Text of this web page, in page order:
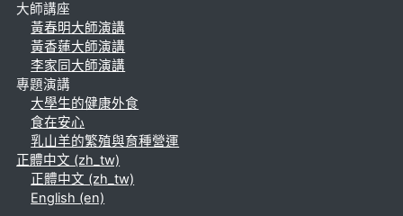
大師講座
黃春明大師演講
黃香蓮大師演講
李家同大師演講
專題演講
大學生的健康外食
食在安心
乳山羊的繁殖與育種營運
正體中文 ‎(zh_tw)‎
正體中文 ‎(zh_tw)‎
English ‎(en)‎